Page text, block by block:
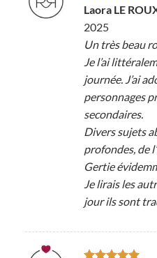
Note5sur
5
Laora LE
2025
Un très beau
Je l’ai
journée. J’ai
personnages
secondaires.
Divers sujets
profondes, de
Gertie
Je lirais les
jour ils sont